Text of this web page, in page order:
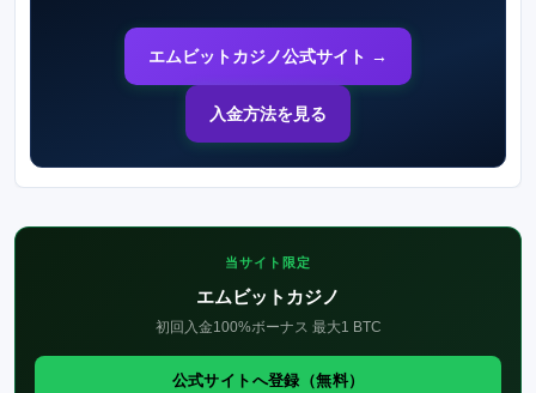
エムビットカジノ公式サイト →
入金方法を見る
当サイト限定
エムビットカジノ
初回入金100%ボーナス 最大1 BTC
公式サイトへ登録（無料）